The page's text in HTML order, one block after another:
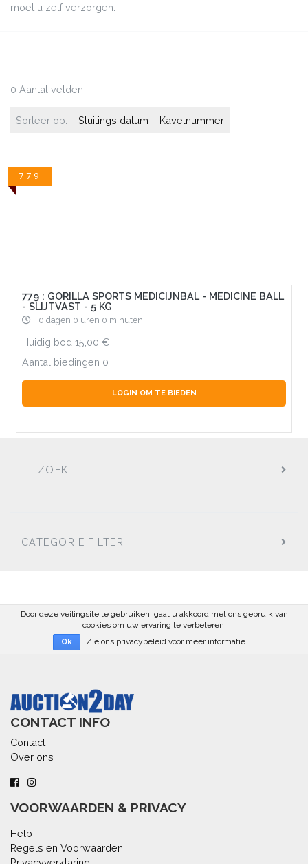
moet u zelf verzorgen.
0 Aantal velden
Sorteer op: Sluitings datum Kavelnummer
779
779 : GORILLA SPORTS MEDICIJNBAL - MEDICINE BALL
- SLIJTVAST - 5 KG
0 dagen 0 uren 0 minuten
Huidig bod 15,00
Aantal biedingen 0
LOGIN OM TE BIEDEN
ZOEK
CATEGORIE FILTER
Door deze veilingsite te gebruiken, gaat u akkoord met ons gebruik van
cookies om uw ervaring te verbeteren.
Ok Zie ons privacybeleid voor meer informatie
CONTACT INFO
Contact
Over ons
VOORWAARDEN & PRIVACY
Help
Regels en Voorwaarden